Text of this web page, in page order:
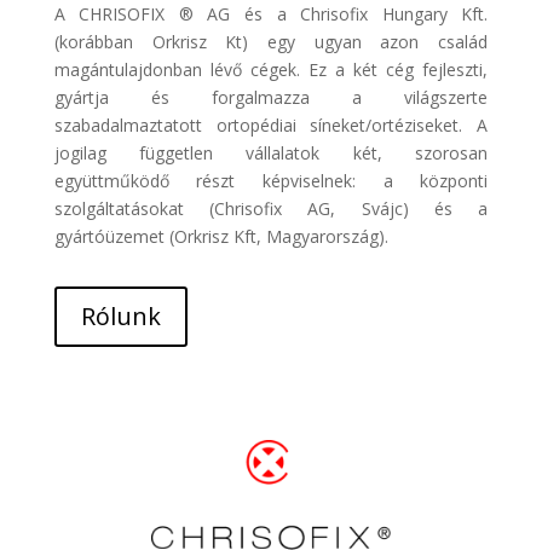
A CHRISOFIX ® AG és a Chrisofix Hungary Kft.
(korábban Orkrisz Kt) egy ugyan azon család
magántulajdonban lévő cégek. Ez a két cég fejleszti,
gyártja és forgalmazza a világszerte
szabadalmaztatott ortopédiai síneket/ortéziseket. A
jogilag független vállalatok két, szorosan
együttműködő részt képviselnek: a központi
szolgáltatásokat (Chrisofix AG, Svájc) és a
gyártóüzemet (Orkrisz Kft, Magyarország).
Rólunk